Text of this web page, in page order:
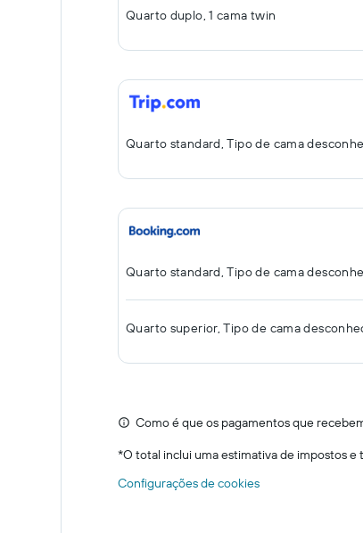
Quarto duplo, 1 cama twin
Quarto standard, Tipo de cama
Quarto standard, Tipo de cama
Quarto superior, Tipo de cama
Como é que os pagamentos que
*O total inclui uma estimativa de impostos e
Configurações de cookies